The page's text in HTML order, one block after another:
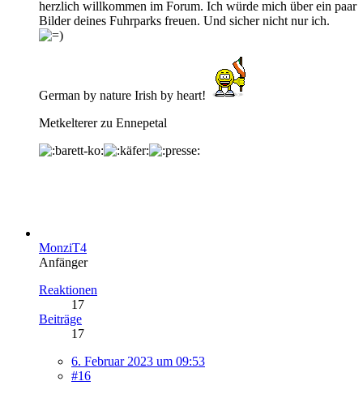
herzlich willkommen im Forum. Ich würde mich über ein paar
Bilder deines Fuhrparks freuen. Und sicher nicht nur ich.
German by nature Irish by heart!
Metkelterer zu Ennepetal
MonziT4
Anfänger
Reaktionen
17
Beiträge
17
6. Februar 2023 um 09:53
#16